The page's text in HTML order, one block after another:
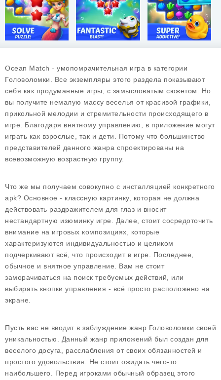
Ocean Match - умопомрачительная игра в категории
Головоломки. Все экземпляры этого раздела показывают
себя как продуманные игры, с замысловатым сюжетом. Но
вы получите немалую массу веселья от красивой графики,
прикольной мелодии и стремительности происходящего в
игре. Благодаря внятному управлению, в приложение могут
играть как взрослые, так и дети. Потому что большинство
представителей данного жанра спроектированы на
всевозможную возрастную группу.
Что же мы получаем совокупно с инсталляцией конкретного
apk? Основное - классную картинку, которая не должна
действовать раздражителем для глаз и вносит
нестандартную изюминку игре. Далее, стоит сосредоточить
внимание на игровых композициях, которые
характеризуются индивидуальностью и целиком
подчеркивают всё, что происходит в игре. Последнее,
обычное и внятное управление. Вам не стоит
заморачиваться на поиск требуемых действий, или
выбирать кнопки управления - всё просто расположено на
экране.
Пусть вас не вводит в заблуждение жанр Головоломки своей
уникальностью. Данный жанр приложений был создан для
веселого досуга, расслабления от своих обязанностей и
простого удовольствия. Не стоит ожидать чего-то
наибольшего. Перед игроками обычный образец этого